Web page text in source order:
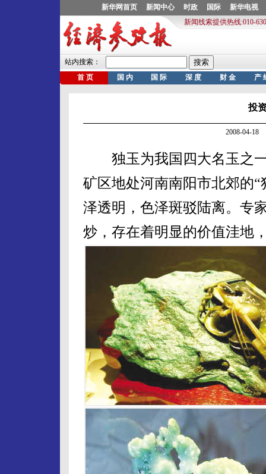
投
2008-04-18
独玉为我国四大名玉之一
矿区地处河南南阳市北郊的
泽透明，色泽斑驳陆离。专
炒，存在着明显的价值洼地